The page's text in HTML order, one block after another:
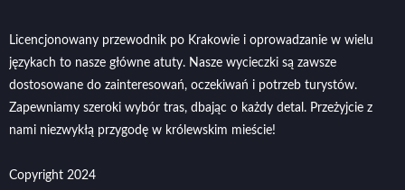
Licencjonowany przewodnik po Krakowie i oprowadzanie w wielu
językach to nasze główne atuty. Nasze wycieczki są zawsze
dostosowane do zainteresowań, oczekiwań i potrzeb turystów.
Zapewniamy szeroki wybór tras, dbając o każdy detal. Przeżyjcie z
nami niezwykłą przygodę w królewskim mieście!
Copyright 2024